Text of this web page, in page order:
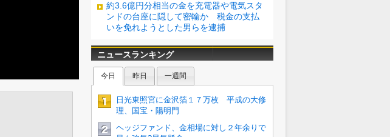
約3.6億円分相当の金を充電器や電気スタ
ンドの台座に隠して密輸か 税金の支払
いを免れようとした男らを逮捕